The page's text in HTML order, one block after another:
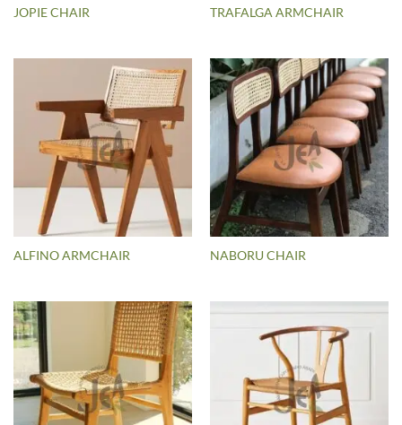
JOPIE CHAIR TRAFALGA ARMCHAIR
ALFINO ARMCHAIR NABORU CHAIR